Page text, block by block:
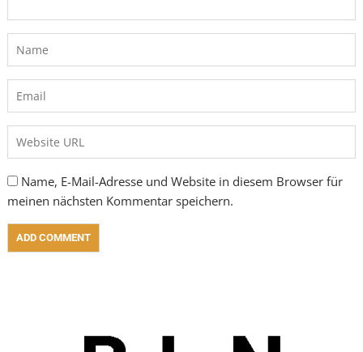
Name, E-Mail-Adresse und Website in diesem Browser für
meinen nächsten Kommentar speichern.